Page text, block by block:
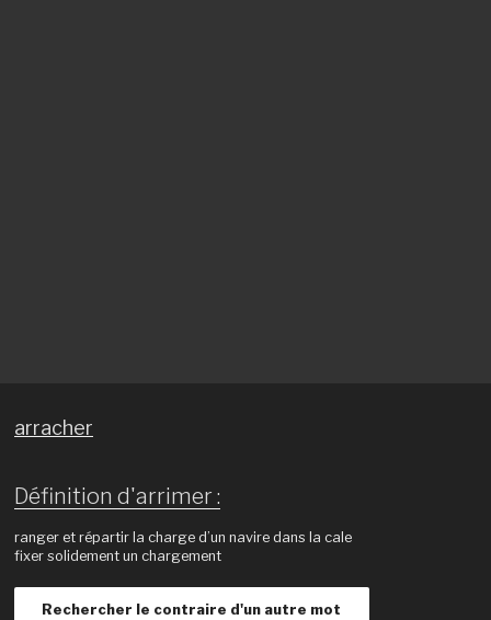
arracher
Définition d'arrimer :
ranger et répartir la charge d’un navire dans la cale
fixer solidement un chargement
Rechercher le contraire d'un autre mot